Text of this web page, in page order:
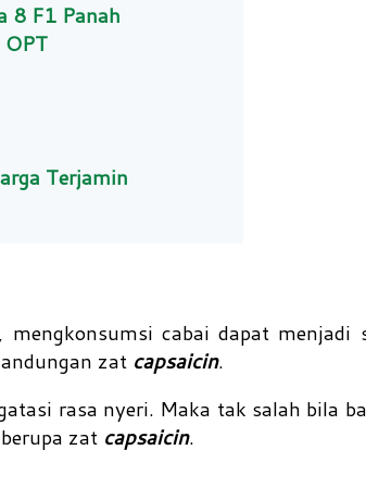
8 F1 Panah
OPT
Terjamin
mengkonsumsi cabai dapat
zat capsaicin.
rasa nyeri. Maka tak salah bila
zat capsaicin.